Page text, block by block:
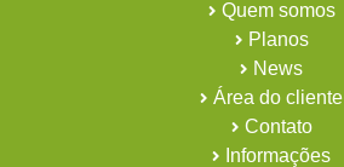
Quem somos
Planos
News
Área do cliente
Contato
Informações